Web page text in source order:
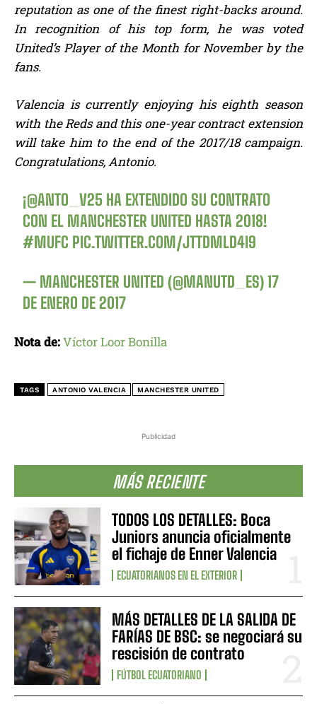
Publicidad
MÁS RECIENTE
TODOS LOS DETALLES: Boca
Juniors anuncia oficialmente
el fichaje de Enner Valencia
ECUATORIANOS EN EL EXTERIOR
MÁS DETALLES DE LA SALIDA DE
FARÍAS DE BSC: se negociará su
rescisión de contrato
FÚTBOL ECUATORIANO
reputation as one of the finest right-backs around.
In recognition of his top form, he was voted
United’s Player of the Month for November by the
fans.
Valencia is currently enjoying his eighth season
with the Reds and this one-year contract extension
will take him to the end of the 2017/18 campaign.
Congratulations, Antonio.
¡@ANTO_V25 HA EXTENDIDO SU CONTRATO
CON EL MANCHESTER UNITED HASTA 2018!
#MUFC PIC.TWITTER.COM/JTTDMLD4I9
— MANCHESTER UNITED (@MANUTD_ES)17
DE ENERO DE 2017
Nota de:Víctor Loor Bonilla
TAGS ANTONIO VALENCIA MANCHESTER UNITED